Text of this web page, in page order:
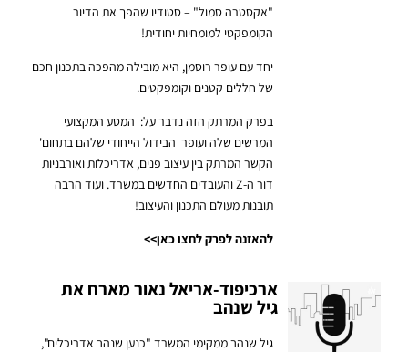
"אקסטרה סמול" – סטודיו שהפך את הדיור
הקומפקטי למומחיות יחודית!
יחד עם עופר רוסמן, היא מובילה מהפכה בתכנון חכם
של חללים קטנים וקומפקטים.
בפרק המרתק הזה נדבר על: המסע המקצועי
המרשים שלה ועופר הבידול הייחודי שלהם בתחום'
הקשר המרתק בין עיצוב פנים, אדריכלות ואורבניות
דור ה-Z והעובדים החדשים במשרד.
ועוד הרבה
תובנות מעולם התכנון והעיצוב!
להאזנה לפרק לחצו כאן>>
ארכיפוד-אריאל נאור מארח את
גיל שנהב
גיל שנהב ממקימי המשרד "כנען שנהב אדריכלים",